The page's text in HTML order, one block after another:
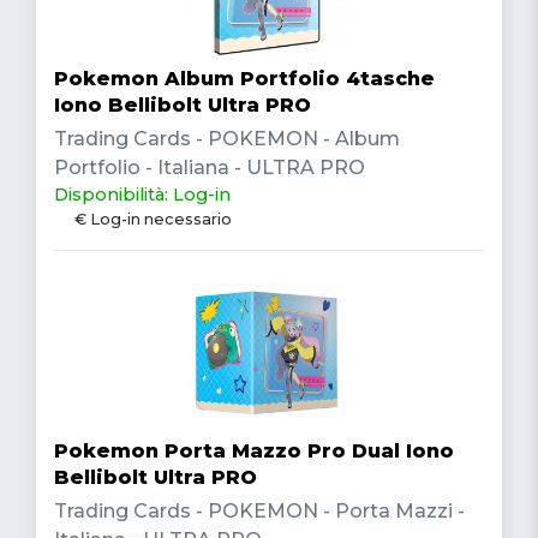
Pokemon Album Portfolio 4tasche
Iono Bellibolt Ultra PRO
Trading Cards - POKEMON - Album
Portfolio - Italiana - ULTRA PRO
Disponibilità: Log-in
€ Log-in necessario
Pokemon Porta Mazzo Pro Dual Iono
Bellibolt Ultra PRO
Trading Cards - POKEMON - Porta Mazzi -